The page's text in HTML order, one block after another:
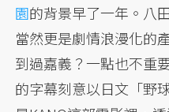
園的背景早了一年。八
當然更是劇情浪漫化的
到過嘉義？一點也不重
的字幕刻意以日文「野